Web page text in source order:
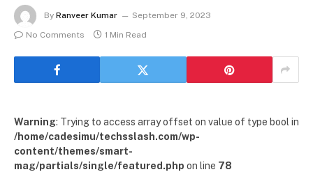
By Ranveer Kumar
September 9, 2023
No Comments
1 Min Read
Warning: Trying to access array offset on value of type bool in
/home/cadesimu/techsslash.com/wp-
content/themes/smart-
mag/partials/single/featured.php on line 78